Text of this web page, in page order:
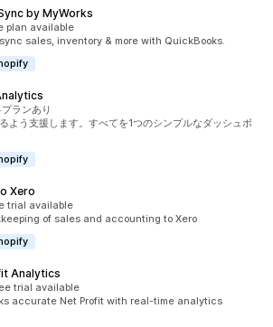
by MyWorks
50件
plan available
sales, inventory & more with QuickBooks.
55件
ランあり
よう支援します。すべてを1つのシンプルなダッシュボ
Xero
44件
trial available
of sales and accounting to Xero
Analytics
803件
trial available
accurate Net Profit with real-time analytics